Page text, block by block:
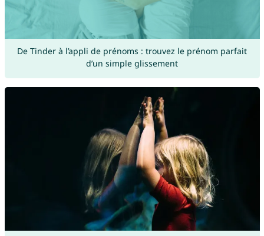
De Tinder à l’appli de prénoms : trouvez le prénom parfait
d’un simple glissement